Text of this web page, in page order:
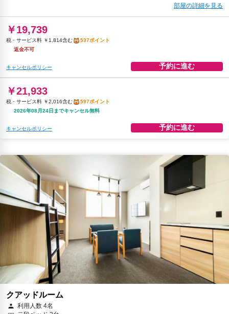
部屋の詳細を見る
￥19,739
税・サービス料 ￥1,814含む
537ポイント
返金不可
キャンセルポリシー 予約に進む
￥21,933
税・サービス料 ￥2,016含む
597ポイント
2026年08月24日までキャンセル無料
キャンセルポリシー 予約に進む
クアッドルーム
利用人数 4名